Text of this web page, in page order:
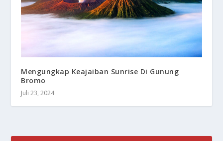
Mengungkap Keajaiban Sunrise Di Gunung
Bromo
Juli 23, 2024